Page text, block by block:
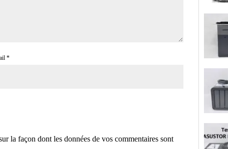
*
la façon dont les données de vos commentaires sont